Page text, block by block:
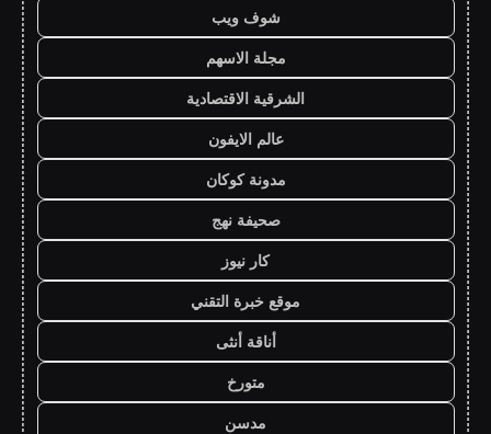
شوف ويب
مجلة الاسهم
الشرقية الاقتصادية
عالم الايفون
مدونة كوكان
صحيفة نهج
كار نيوز
موقع خبرة التقني
أناقة أنثى
متورخ
مدسن